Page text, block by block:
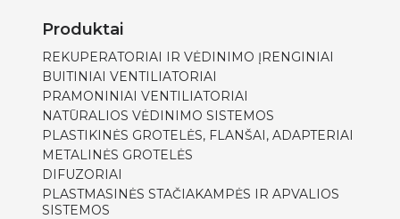
Produktai
REKUPERATORIAI IR VĖDINIMO ĮRENGINIAI
BUITINIAI VENTILIATORIAI
PRAMONINIAI VENTILIATORIAI
NATŪRALIOS VĖDINIMO SISTEMOS
PLASTIKINĖS GROTELĖS, FLANŠAI, ADAPTERIAI
METALINĖS GROTELĖS
DIFUZORIAI
PLASTMASINĖS STAČIAKAMPĖS IR APVALIOS
SISTEMOS